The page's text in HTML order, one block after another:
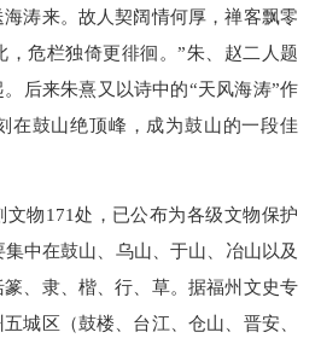
涛来。故人契阔情何厚，禅客飘零
危栏独倚更徘徊。”朱、赵二人题
后来朱熹又以诗中的“天风海涛”作
在鼓山绝顶峰，成为鼓山的一段佳
物171处，已公布为各级文物保护
中在鼓山、乌山、于山、冶山以及
、隶、楷、行、草。据福州文史专
城区（鼓楼、台江、仓山、晋安、